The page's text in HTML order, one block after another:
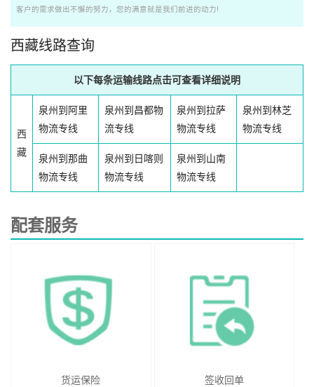
客户的需求做出不懈的努力，您的满意就是我们前进的动力!
西藏线路查询
以下每条运输线路点击可查看详细说明
西
藏
泉州到阿里
物流专线
泉州到昌都物
流专线
泉州到拉萨
物流专线
泉州到林芝
物流专线
泉州到那曲
物流专线
泉州到日喀则
物流专线
泉州到山南
物流专线
配套服务
货运保险 签收回单